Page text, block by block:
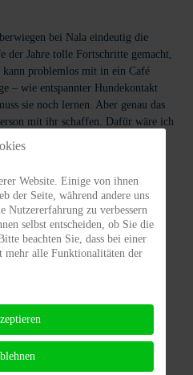
bei Nala eindeutig die
der Jahre tolle Fortschritte gemacht,
problemlos mit in ein Café
– wie entspannter Hundekontakt
sie noch lernen. Aber genau das
mit ihr schaffen. Dafür wäre ich
Beschreibungen des zu
den derzeitigen Haltern
ist uns nicht persönlich
die Richtigkeit der gemachten
für den Hund, kontaktieren Sie
Tierhalter
Website. Einige von ihnen
der Seite, während andere uns
Nutzererfahrung zu verbessern
selbst entscheiden, ob Sie die
beachten Sie, dass bei einer
alle Funktionalitäten der